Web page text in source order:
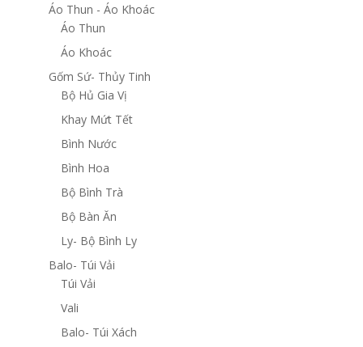
Áo Thun - Áo Khoác
Áo Thun
Áo Khoác
Gốm Sứ- Thủy Tinh
Bộ Hủ Gia Vị
Khay Mứt Tết
Bình Nước
Bình Hoa
Bộ Bình Trà
Bộ Bàn Ăn
Ly- Bộ Bình Ly
Balo- Túi Vải
Túi Vải
Vali
Balo- Túi Xách